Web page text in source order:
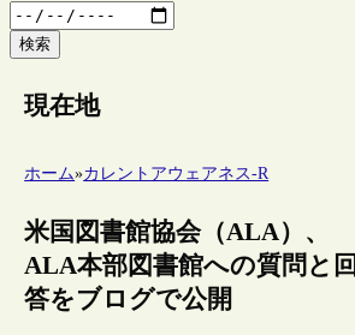
検索
現在地
ホーム»カレントアウェアネス-R
米国図書館協会（ALA）、
ALA本部図書館への質問と回
答をブログで公開